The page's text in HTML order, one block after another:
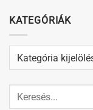
KATEGÓRIÁK
Kategóriák